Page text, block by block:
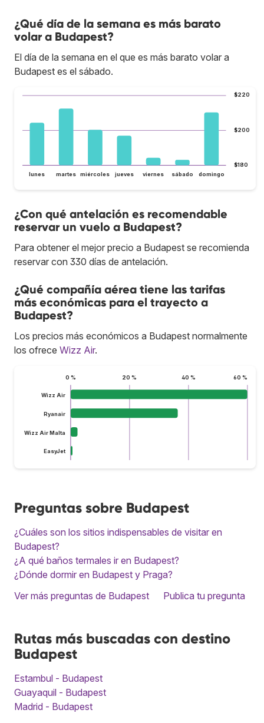
¿Qué día de la semana es más barato
volar a Budapest?
El día de la semana en el que es más barato volar a
Budapest es el sábado.
$180
$200
$220
lunes martes miércoles jueves viernes sábado domingo
¿Con qué antelación es recomendable
reservar un vuelo a Budapest?
Para obtener el mejor precio a Budapest se recomienda
reservar con 330 días de antelación.
¿Qué compañía aérea tiene las tarifas
más económicas para el trayecto a
Budapest?
Los precios más económicos a Budapest normalmente
los ofrece Wizz Air.
0 % 20 % 40 % 60 %
Wizz Air
Ryanair
Wizz Air Malta
EasyJet
Preguntas sobre Budapest
¿Cuáles son los sitios indispensables de visitar en
Budapest?
¿A qué baños termales ir en Budapest?
¿Dónde dormir en Budapest y Praga?
Ver más preguntas de Budapest
Publica tu pregunta
Rutas más buscadas con destino
Budapest
Estambul - Budapest
Guayaquil - Budapest
Madrid - Budapest